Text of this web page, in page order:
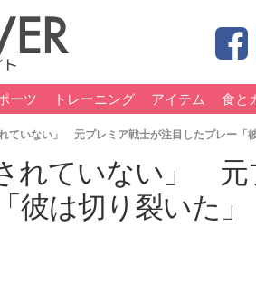
ーツ トレーニング アイテム 食と
ていない」 元プレミア戦士が注目したプレー「
れていない」 元
彼は切り裂いた」